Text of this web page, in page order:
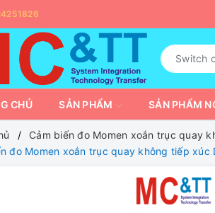
CHỦ SẢN PHẨM SẢN PHẨM
Cảm biến đo Momen xoắn trục quay
đo Momen xoắn trục quay không tiếp